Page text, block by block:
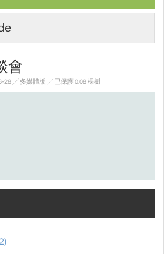
會
28 ╱ 多媒體版 ╱ 已保護 0.08 棵樹